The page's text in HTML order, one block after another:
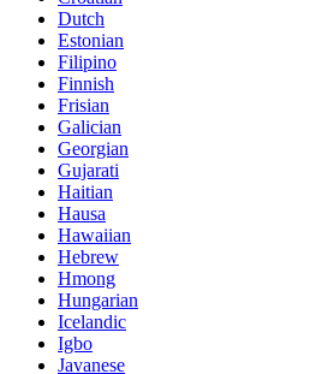
Dutch
Estonian
Filipino
Finnish
Frisian
Galician
Georgian
Gujarati
Haitian
Hausa
Hawaiian
Hebrew
Hmong
Hungarian
Icelandic
Igbo
Javanese